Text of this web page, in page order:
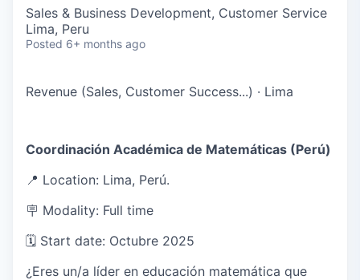
Sales & Business Development, Customer Service
Lima, Peru
Posted 6+ months ago
Revenue (Sales, Customer Success...) · Lima
Coordinación Académica de Matemáticas (Perú)
📍 Location: Lima, Perú.
🪧 Modality: Full time
🗓️ Start date: Octubre 2025
¿Eres un/a líder en educación matemática que